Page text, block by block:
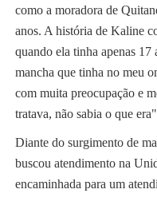
como a moradora de
anos. A história de Kaline
quando ela tinha apenas
mancha que tinha no meu
com muita preocupação e
tratava, não sabia o que
Diante do surgimento de
buscou atendimento na
encaminhada para um